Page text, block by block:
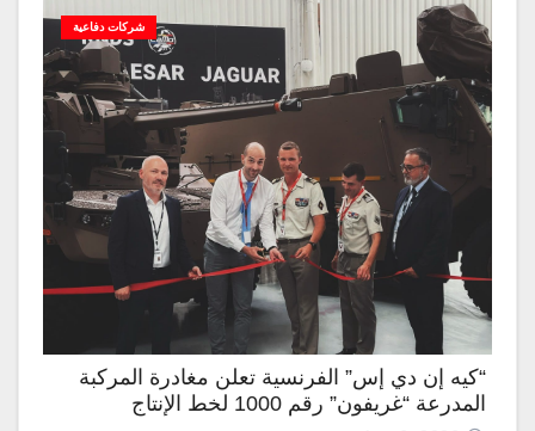
شركات دفاعية
“كيه إن دي إس” الفرنسية تعلن مغادرة المركبة
المدرعة “غريفون” رقم 1000 لخط الإنتاج